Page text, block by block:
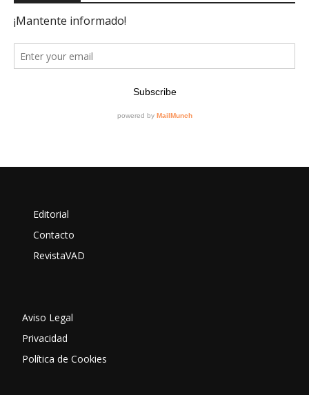
Editorial
Contacto
RevistaVAD
Aviso Legal
Privacidad
Política de Cookies